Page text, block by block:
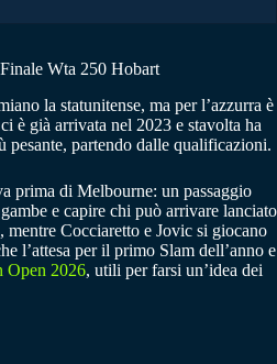
Wta 250 Hobart
la statunitense, ma per l’azzurra è
è già arrivata nel 2023 e stavolta ha
pesante, partendo dalle qualificazioni.
prima di Melbourne: un passaggio
e capire chi può arrivare lanciato
mentre Cocciaretto e Jovic si giocano
l’attesa per il primo Slam dell’anno e
Open 2026, utili per farsi un’idea dei